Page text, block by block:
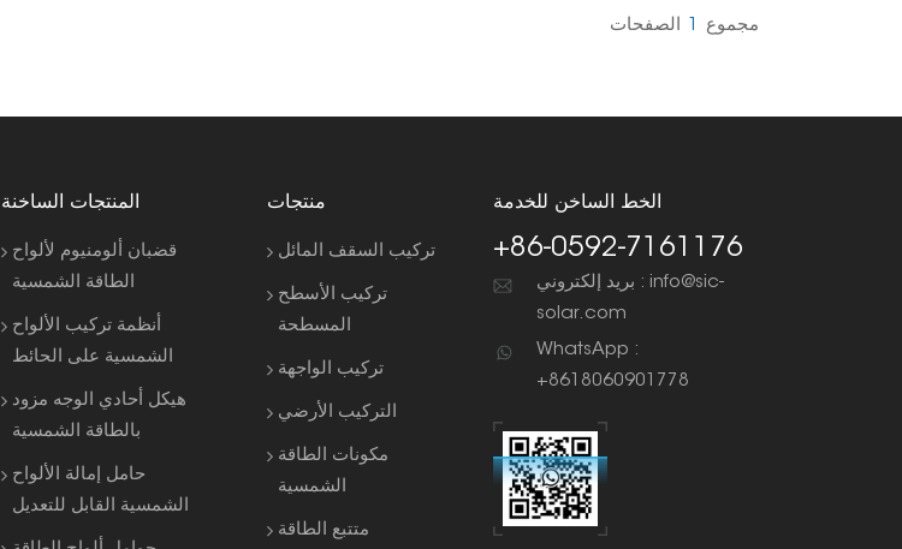
مجموع الصفحات
المنتجات الساخنة
قضبان ألومنيوم لألواح
الطاقة الشمسية
أنظمة تركيب الألواح
الشمسية على الحائط
هيكل أحادي الوجه مزود
بالطاقة الشمسية
حامل إمالة الألواح
الشمسية القابل للتعديل
منتجات
تركيب السقف المائل
تركيب الأسطح
المسطحة
تركيب الواجهة
التركيب الأرضي
مكونات الطاقة
الشمسية
متتبع الطاقة
الخط الساخن للخدمة
+86-0592-7161176
بريد إلكتروني : info@sic-
solar.com
WhatsApp :
+8618060901778